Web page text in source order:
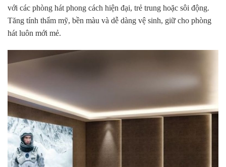
với các phòng hát phong cách hiện đại, trẻ trung hoặc sôi động.
Tăng tính thẩm mỹ, bền màu và dễ dàng vệ sinh, giữ cho phòng
hát luôn mới mẻ.